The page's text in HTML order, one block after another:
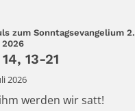
zum Sonntagsevangelium 2.
2026:
13-21
2026
werden wir satt!